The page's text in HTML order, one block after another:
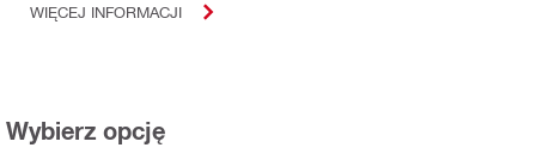
WIĘCEJ INFORMACJI
Wybierz opcję